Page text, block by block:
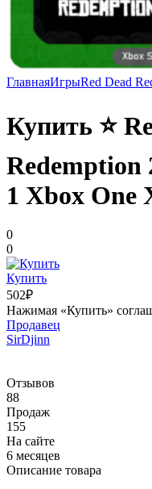
ГлавнаяИгрыRed Dead
Купить ⭐️
Redemption
1 Xbox One
0
0
Купить
502₽
Нажимая «Купить»
Продавец
SirDjinn
Отзывов
88
Продаж
155
На сайте
6 месяцев
Описание товара